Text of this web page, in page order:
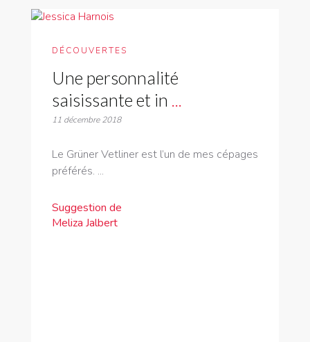
DÉCOUVERTES
Une personnalité
saisissante et in
11 décembre 2018
Le Grüner Vetliner est l’un de mes cépages
préférés. ...
Suggestion de
Meliza Jalbert